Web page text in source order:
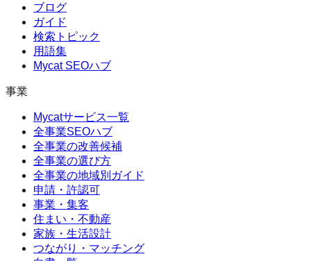
ブログ
ガイド
検索トピック
用語集
Mycat SEOハブ
事業
Mycatサービス一覧
全事業SEOハブ
全事業の改善候補
全事業の選び方
全事業の地域別ガイド
申請・許認可
事業・集客
住まい・不動産
家族・生活設計
つながり・マッチング